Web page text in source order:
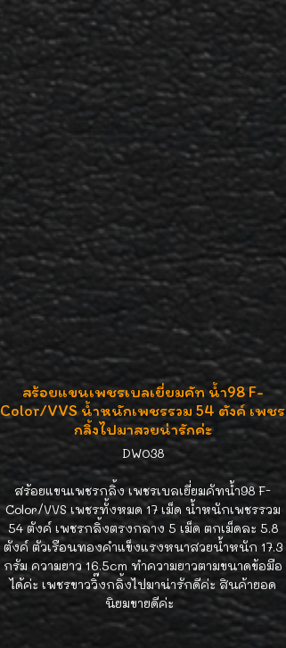
สร้อยแขนเพชรเบลเยี่ยมคัท น้ำ98 F-
Color/VVS น้ำหนักเพชรรวม 54 ตังค์ เพชร
กลิ้งไปมาสวยน่ารักค่ะ
DW038
สร้อยแขนเพชรกลิ้ง เพชรเบลเยี่ยมคัทน้ำ98 F-
Color/VVS เพชรทั้งหมด 17 เม็ด น้ำหนักเพชรรวม
54 ตังค์ เพชรกลิ้งตรงกลาง 5 เม็ด ตกเม็ดละ 5.8
ตังค์ ตัวเรือนทองคำแข็งแรงหนาสวยน้ำหนัก 17.3
กรัม ความยาว 16.5cm ทำความยาวตามขนาดข้อมือ
ได้ค่ะ เพชรขาววิ๊งกลิ้งไปมาน่ารักดีค่ะ สินค้ายอด
นิยมขายดีค่ะ